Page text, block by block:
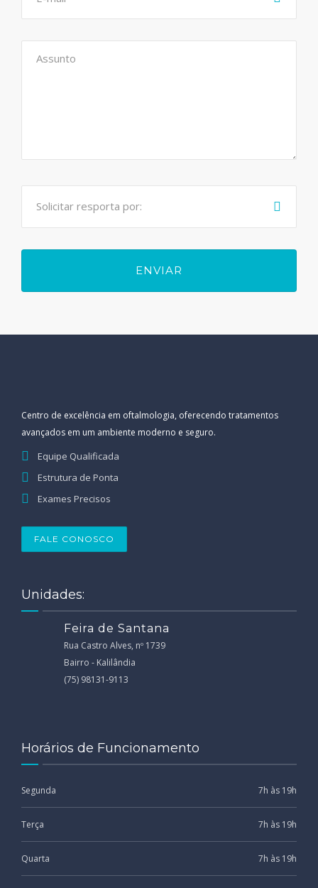
Centro de excelência em oftalmologia, oferecendo tratamentos
avançados em um ambiente moderno e seguro.
Equipe Qualificada
Estrutura de Ponta
Exames Precisos
FALE CONOSCO
Unidades:
Feira de Santana
Rua Castro Alves, nº 1739
Bairro - Kalilândia
(75) 98131-9113
Horários de Funcionamento
Segunda 7h às 19h
Terça 7h às 19h
Quarta 7h às 19h